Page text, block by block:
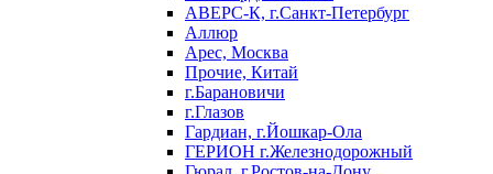
АВЕРС-К, г.Санкт-Петербург
Аллюр
Арес, Москва
Прочие, Китай
г.Барановичи
г.Глазов
Гардиан, г.Йошкар-Ола
ГЕРИОН г.Железнодорожный